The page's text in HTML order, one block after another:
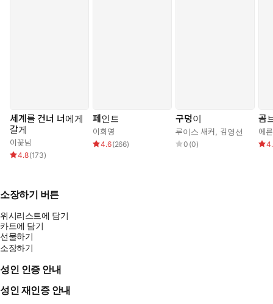
세계를 건너 너에게
갈게
이꽃님
4.8(173)
페인트
이희영
4.6(266)
구덩이
루이스 새커 김영선
0 (0)
곰
소장하기 버튼
위시리스트에 담기
카트에 담기
선물하기
소장하기
성인 인증 안내
성인 재인증 안내